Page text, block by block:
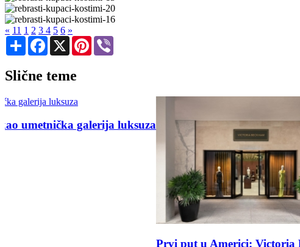
« 11 1 2 3 4 5 6 »
Share Facebook
X Pinterest
Slične teme
Prvi put u Americi: Victoria Beckham butik koji izgleda